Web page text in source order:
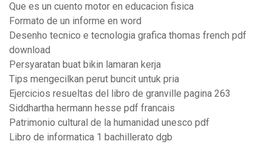
Que es un cuento motor en educacion fisica
Formato de un informe en word
Desenho tecnico e tecnologia grafica thomas french pdf
download
Persyaratan buat bikin lamaran kerja
Tips mengecilkan perut buncit untuk pria
Ejercicios resueltas del libro de granville pagina 263
Siddhartha hermann hesse pdf francais
Patrimonio cultural de la humanidad unesco pdf
Libro de informatica 1 bachillerato dgb